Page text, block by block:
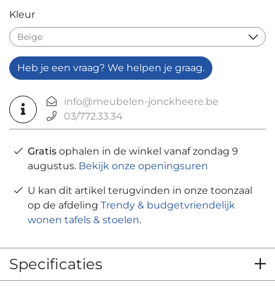
Kleur
Heb je een vraag? We helpen je graag.
info@meubelen-jonckheere.be
03/772.33.34
Gratis ophalen in de winkel vanaf zondag 9
augustus. Bekijk onze openingsuren
U kan dit artikel terugvinden in onze toonzaal
op de afdeling Trendy & budgetvriendelijk
wonen tafels & stoelen.
Specificaties